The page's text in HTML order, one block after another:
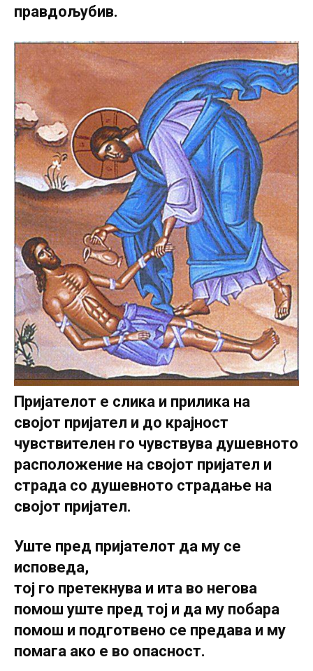
правдољубив.
Пријателот е слика и прилика на
својот пријател и до крајност
чувствителен го чувствува душевното
расположение на својот пријател и
страда со душевното страдање на
својот пријател.
Уште пред пријателот да му се
исповеда,
тој го претекнува и ита во негова
помош уште пред тој и да му побара
помош и подготвено се предава и му
помага ако е во опасност.